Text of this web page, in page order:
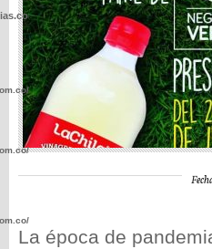
La época de
wp-
wp-
wp-
wp-